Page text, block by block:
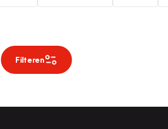
Filteren